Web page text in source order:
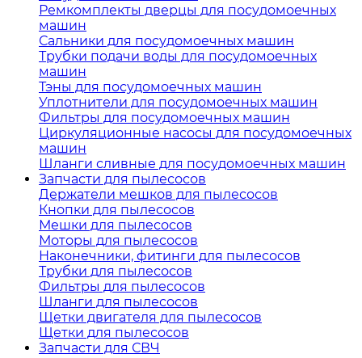
Ремкомплекты дверцы для посудомоечных
машин
Сальники для посудомоечных машин
Трубки подачи воды для посудомоечных
машин
Тэны для посудомоечных машин
Уплотнители для посудомоечных машин
Фильтры для посудомоечных машин
Циркуляционные насосы для посудомоечных
машин
Шланги сливные для посудомоечных машин
Запчасти для пылесосов
Держатели мешков для пылесосов
Кнопки для пылесосов
Мешки для пылесосов
Моторы для пылесосов
Наконечники, фитинги для пылесосов
Трубки для пылесосов
Фильтры для пылесосов
Шланги для пылесосов
Щетки двигателя для пылесосов
Щетки для пылесосов
Запчасти для СВЧ